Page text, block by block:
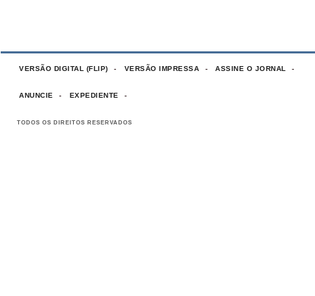
VERSÃO DIGITAL (FLIP) VERSÃO IMPRESSA ASSINE O JORNAL
ANUNCIE EXPEDIENTE
TODOS OS DIREITOS RESERVADOS